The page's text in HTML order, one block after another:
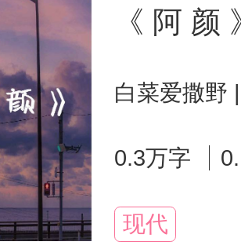
《 阿 颜
白菜爱撒野
0.3万字
现代